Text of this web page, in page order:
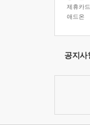
제휴카
애드온
공지사